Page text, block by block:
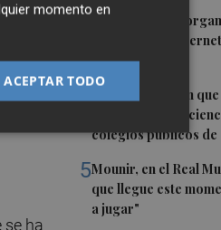
3 Los Belones se
visibilidad en
colaborativa
4 Luz verde al plan
aislamiento y
colegios públicos de
5Mounir, en el Real
que llegue este
a jugar"
la
se ha
momento en
ACEPTAR TODO